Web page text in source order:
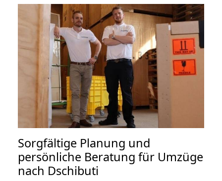
Sorgfältige Planung und
persönliche Beratung für Umzüge
nach Dschibuti